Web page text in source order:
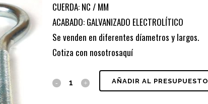
CUERDA: NC / MM
ACABADO: GALVANIZADO ELECTROLÍTICO
Se venden en diferentes díametros y largos.
Cotiza con nosotrosaquí
AÑADIR AL PRESUPUESTO